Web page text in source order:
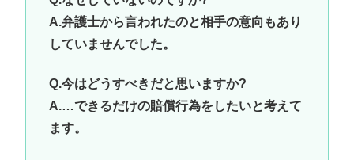
A.弁護士から言われたのと相手の意向もあり
していませんでした。
Q.今はどうすべきだと思いますか?
A.…できるだけの賠償行為をしたいと考えて
ます。